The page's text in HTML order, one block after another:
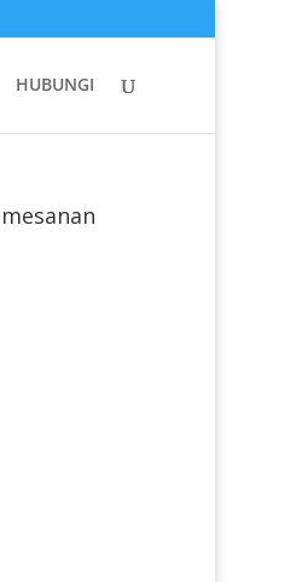
HUBUNGI